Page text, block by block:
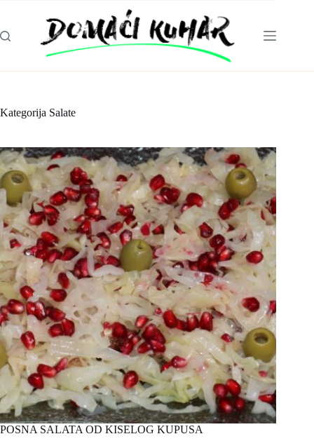
content
Kategorija Salate
POSNA SALATA OD KISELOG KUPUSA